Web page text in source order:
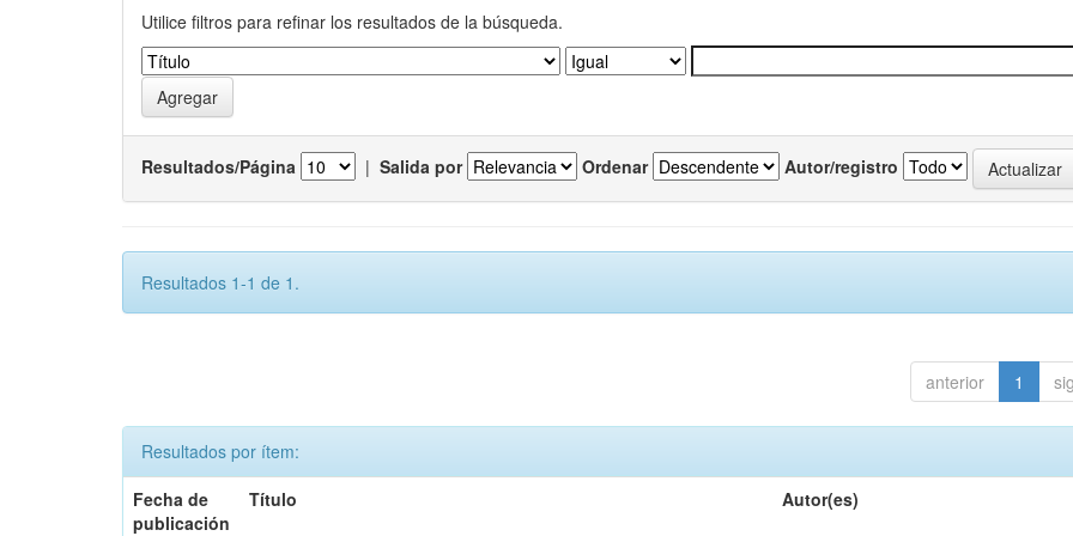
Utilice filtros para refinar los resultados de la búsqueda.
Resultados/Página | Salida por Ordenar Autor/registro
Resultados 1-1 de 1.
anterior 1
Resultados por ítem:
Fecha de
publicación
Título Autor(es)